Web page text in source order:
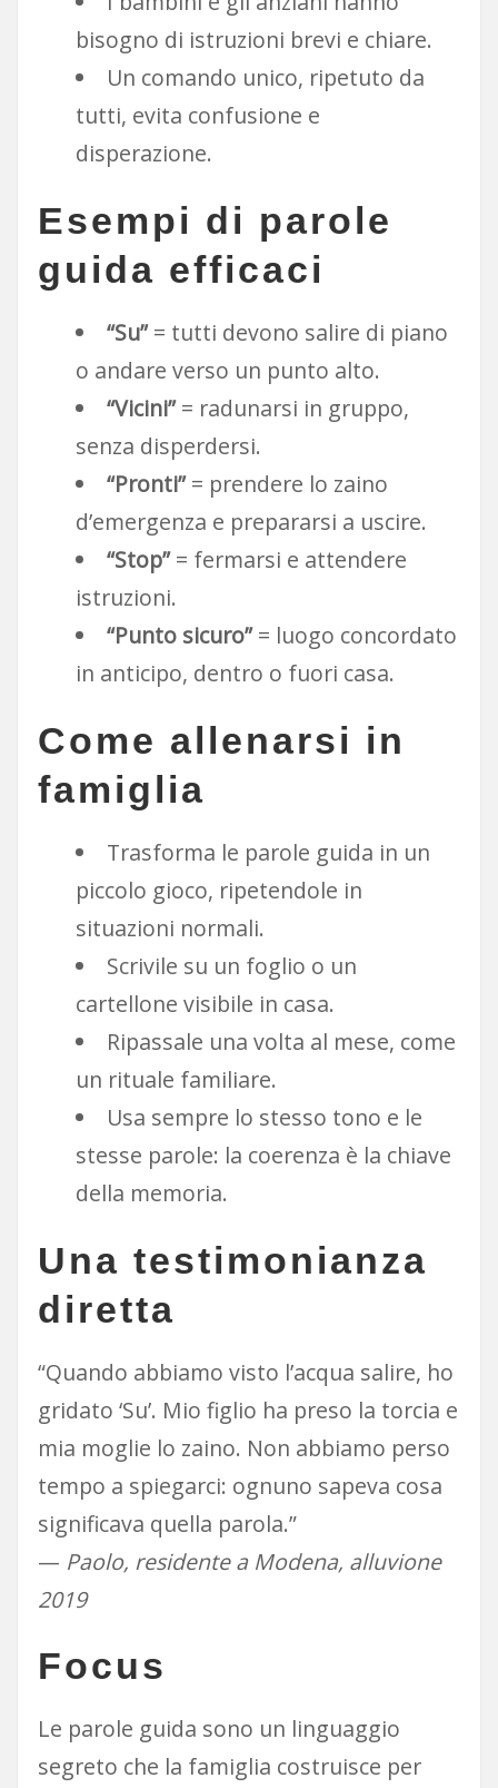
bisogno di istruzioni brevi e chiare.
Un comando unico, ripetuto da
tutti, evita confusione e
disperazione.
Esempi di parole
guida efficaci
“Su”= tutti devono salire di piano
o andare verso un punto alto.
“Vicini”= radunarsi in gruppo,
senza disperdersi.
“Pronti”= prendere lo zaino
d’emergenza e prepararsi a uscire.
“Stop”= fermarsi e attendere
istruzioni.
“Punto sicuro”= luogo concordato
in anticipo, dentro o fuori casa.
Come allenarsi in
famiglia
Trasforma le parole guida in un
piccolo gioco, ripetendole in
situazioni normali.
Scrivile su un foglio o un
cartellone visibile in casa.
Ripassale una volta al mese, come
un rituale familiare.
Usa sempre lo stesso tono e le
stesse parole: la coerenza è la chiave
della memoria.
Una testimonianza
diretta
“Quando abbiamo visto l’acqua salire, ho
gridato ‘Su’. Mio figlio ha preso la torcia e
mia moglie lo zaino. Non abbiamo perso
tempo a spiegarci: ognuno sapeva cosa
significava quella parola.”
— Paolo, residente a Modena, alluvione
2019
Focus
Le parole guida sono un linguaggio
segreto che la famiglia costruisce per